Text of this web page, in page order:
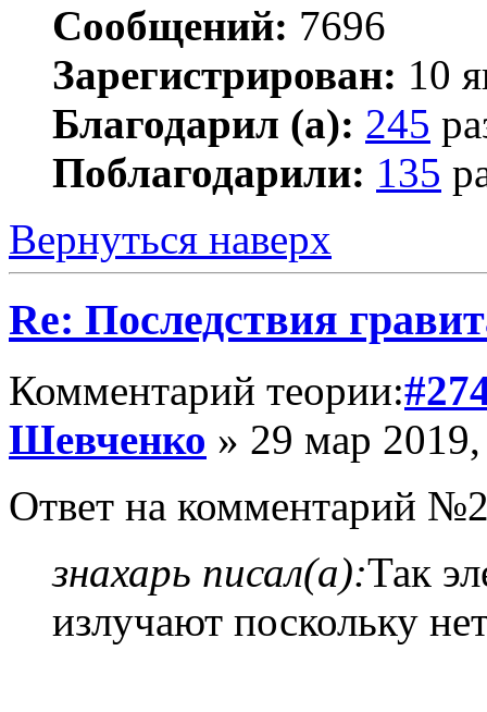
Сообщений: 7696
Зарегистрирован: 10
Благодарил (а): 245
Поблагодарили: 135
Вернуться наверх
Re: Последствия
Комментарий теории:
Шевченко » 29 мар
Ответ на комментарий
знахарь писал(а):Так
излучают поскольку